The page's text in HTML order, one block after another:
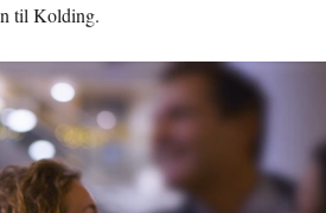
til Kolding.